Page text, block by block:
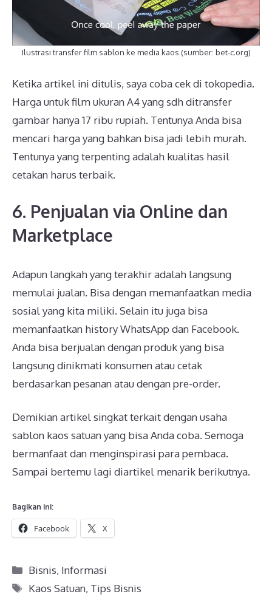
Ilustrasi transfer film sablon ke media kaos (sumber: bet-c.org)
Ketika artikel ini ditulis, saya coba cek di tokopedia.
Harga untuk film ukuran A4 yang sdh ditransfer
gambar hanya 17 ribu rupiah. Tentunya Anda bisa
mencari harga yang bahkan bisa jadi lebih murah.
Tentunya yang terpenting adalah kualitas hasil
cetakan harus terbaik.
6. Penjualan via Online dan
Marketplace
Adapun langkah yang terakhir adalah langsung
memulai jualan. Bisa dengan memanfaatkan media
sosial yang kita miliki. Selain itu juga bisa
memanfaatkan history WhatsApp dan Facebook.
Anda bisa berjualan dengan produk yang bisa
langsung dinikmati konsumen atau cetak
berdasarkan pesanan atau dengan pre-order.
Demikian artikel singkat terkait dengan usaha
sablon kaos satuan yang bisa Anda coba. Semoga
bermanfaat dan menginspirasi para pembaca.
Sampai bertemu lagi diartikel menarik berikutnya.
Bagikan ini:
Facebook X
Kategori
Bisnis, Informasi
Tag
Kaos Satuan, Tips Bisnis